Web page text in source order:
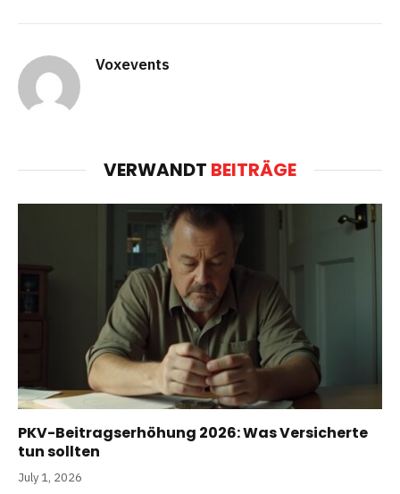
Voxevents
VERWANDT BEITRÄGE
PKV-Beitragserhöhung 2026: Was Versicherte
tun sollten
July 1, 2026